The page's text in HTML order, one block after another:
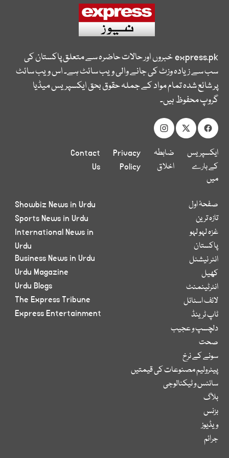
express.pkخبروں اور حالات حاضرہ سے متعلق پاکستان کی
سب سے زیادہ وزٹ کی جانے والی ویب سائٹ ہے۔ اس ویب سائٹ
پر شائع شدہ تمام مواد کے جملہ حقوق بحق ایکسپریس میڈیا
گروپ محفوظ ہیں۔
ایکسپریس
کے بارے
میں
ضابطہ
اخلاق
Privacy
Policy
Contact
Us
صفحۂ اول
تازہ ترین
غزہ لہو لہو
پاکستان
انٹر نیشنل
کھیل
انٹرٹینمنٹ
لائف اسٹائل
ٹاپ ٹرینڈ
دلچسپ و عجیب
صحت
سونے کے نرخ
پیٹرولیم مصنوعات کی قیمتیں
سائنس و ٹیکنالوجی
بلاگ
بزنس
ویڈیوز
جرائم
Showbiz News in Urdu
Sports News in Urdu
International News in
Urdu
Business News in Urdu
Urdu Magazine
Urdu Blogs
The Express Tribune
Express Entertainment